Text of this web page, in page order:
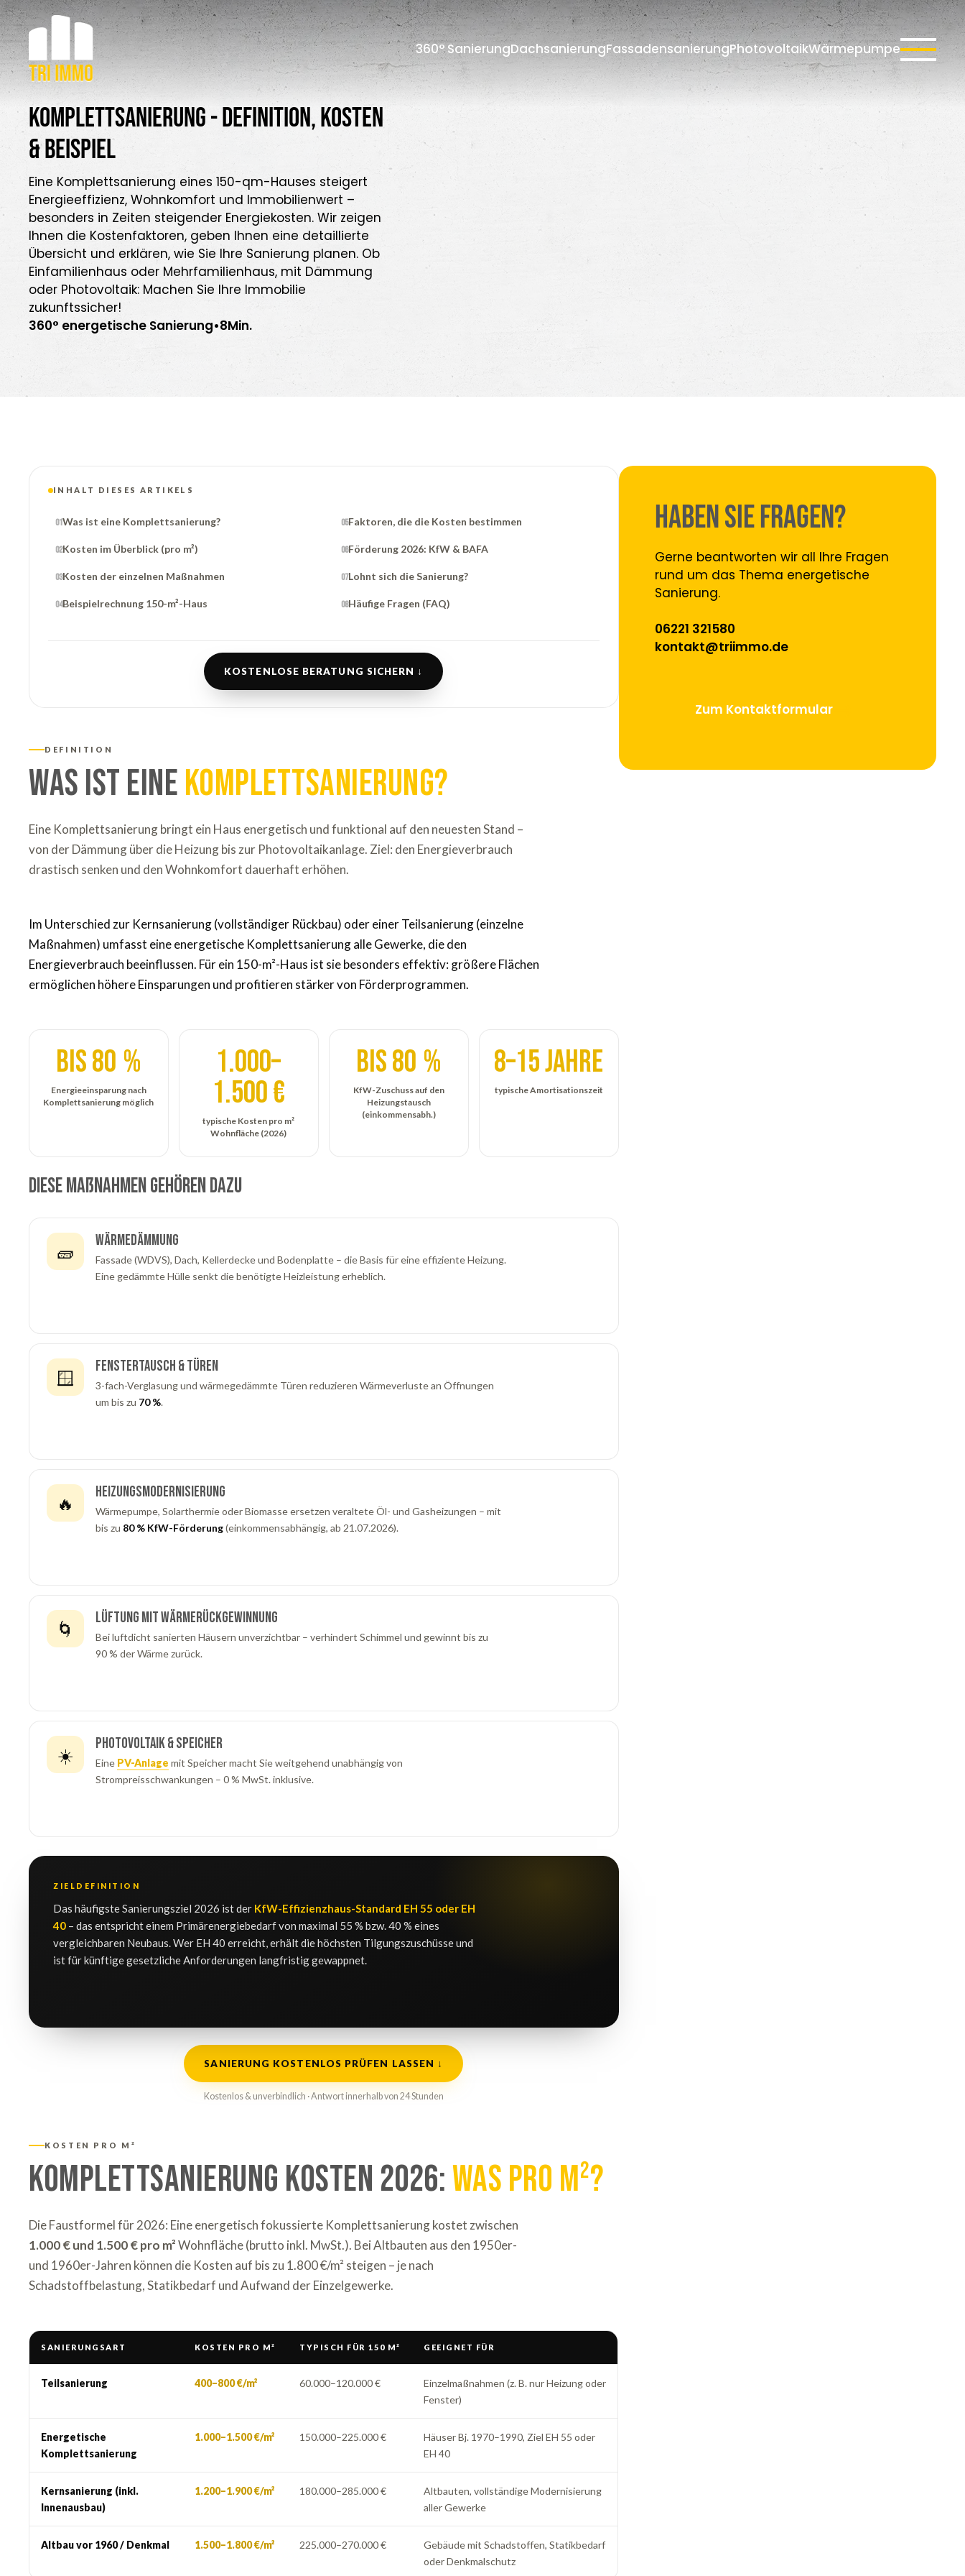
360° SanierungDachsanierungFassadensanierungPhotovoltaikWärmepumpe
Komplettsanierung - Definition, Kosten
& Beispiel
Eine Komplettsanierung eines 150-qm-Hauses steigert
Energieeffizienz, Wohnkomfort und Immobilienwert –
besonders in Zeiten steigender Energiekosten. Wir zeigen
Ihnen die Kostenfaktoren, geben Ihnen eine detaillierte
Übersicht und erklären, wie Sie Ihre Sanierung planen. Ob
Einfamilienhaus oder Mehrfamilienhaus, mit Dämmung
oder Photovoltaik: Machen Sie Ihre Immobilie
zukunftssicher!
360° energetische Sanierung•8Min.
INHALT DIESES ARTIKELS
Was ist eine Komplettsanierung?
Kosten im Überblick (pro m²)
Kosten der einzelnen Maßnahmen
Beispielrechnung 150-m²-Haus
Faktoren, die die Kosten bestimmen
Förderung 2026: KfW & BAFA
Lohnt sich die Sanierung?
Häufige Fragen (FAQ)
KOSTENLOSE BERATUNG SICHERN ↓
DEFINITION
Was ist eineKomplettsanierung?
Eine Komplettsanierung bringt ein Haus energetisch und funktional auf den neuesten Stand –
von der Dämmung über die Heizung bis zur Photovoltaikanlage. Ziel: den Energieverbrauch
drastisch senken und den Wohnkomfort dauerhaft erhöhen.
Im Unterschied zur Kernsanierung (vollständiger Rückbau) oder einer Teilsanierung (einzelne
Maßnahmen) umfasst eine energetische Komplettsanierung alle Gewerke, die den
Energieverbrauch beeinflussen. Für ein 150-m²-Haus ist sie besonders effektiv: größere Flächen
ermöglichen höhere Einsparungen und profitieren stärker von Förderprogrammen.
bis 80 %
Energieeinsparung nach
Komplettsanierung möglich
1.000–
1.500 €
typische Kosten pro m²
Wohnfläche (2026)
bis 80 %
KfW-Zuschuss auf den
Heizungstausch
(einkommensabh.)
8–15 Jahre
typische Amortisationszeit
Diese Maßnahmen gehören dazu
🧱
Wärmedämmung
Fassade (WDVS), Dach, Kellerdecke und Bodenplatte – die Basis für eine effiziente Heizung.
Eine gedämmte Hülle senkt die benötigte Heizleistung erheblich.
🪟
Fenstertausch & Türen
3-fach-Verglasung und wärmegedämmte Türen reduzieren Wärmeverluste an Öffnungen
um bis zu 70 %.
🔥
Heizungsmodernisierung
Wärmepumpe, Solarthermie oder Biomasse ersetzen veraltete Öl- und Gasheizungen – mit
bis zu 80 % KfW-Förderung(einkommensabhängig, ab 21.07.2026).
🌀
Lüftung mit Wärmerückgewinnung
Bei luftdicht sanierten Häusern unverzichtbar – verhindert Schimmel und gewinnt bis zu
90 % der Wärme zurück.
☀️
Photovoltaik & Speicher
Eine PV-Anlage mit Speicher macht Sie weitgehend unabhängig von
Strompreisschwankungen – 0 % MwSt. inklusive.
ZIELDEFINITION
Das häufigste Sanierungsziel 2026 ist der KfW-Effizienzhaus-Standard EH 55 oder EH
40 – das entspricht einem Primärenergiebedarf von maximal 55 % bzw. 40 % eines
vergleichbaren Neubaus. Wer EH 40 erreicht, erhält die höchsten Tilgungszuschüsse und
ist für künftige gesetzliche Anforderungen langfristig gewappnet.
SANIERUNG KOSTENLOS PRÜFEN LASSEN ↓
Kostenlos & unverbindlich · Antwort innerhalb von 24 Stunden
KOSTEN PRO M²
Komplettsanierung Kosten 2026:Was pro m²?
Die Faustformel für 2026: Eine energetisch fokussierte Komplettsanierung kostet zwischen
1.000 € und 1.500 € pro m²Wohnfläche (brutto inkl. MwSt.). Bei Altbauten aus den 1950er-
und 1960er-Jahren können die Kosten auf bis zu 1.800 €/m² steigen – je nach
Schadstoffbelastung, Statikbedarf und Aufwand der Einzelgewerke.
SANIERUNGSART KOSTEN PRO M² TYPISCH FÜR 150 M² GEEIGNET FÜR
Teilsanierung 400–800 €/m² 60.000–120.000 €
Einzelmaßnahmen (z. B. nur Heizung oder
Fenster)
Energetische
Komplettsanierung
1.000–1.500 €/m² 150.000–225.000 €
Häuser Bj. 1970–1990, Ziel EH 55 oder
EH 40
Kernsanierung (inkl.
Innenausbau)
1.200–1.900 €/m² 180.000–285.000 €
Altbauten, vollständige Modernisierung
aller Gewerke
Altbau vor 1960 / Denkmal 1.500–1.800 €/m² 225.000–270.000 €
Gebäude mit Schadstoffen, Statikbedarf
oder Denkmalschutz
Haben sie Fragen?
Gerne beantworten wir all Ihre Fragen
rund um das Thema energetische
Sanierung.
06221 321580
kontakt@triimmo.de
Zum Kontaktformular